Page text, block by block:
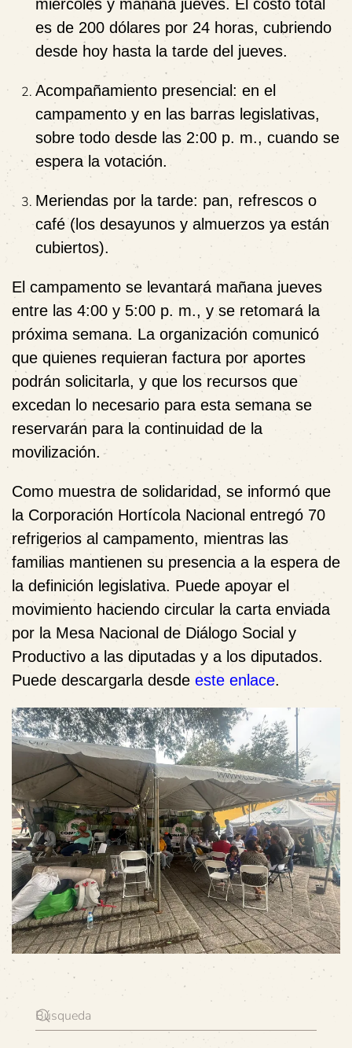
miércoles y mañana jueves. El costo total
es de 200 dólares por 24 horas, cubriendo
desde hoy hasta la tarde del jueves.
Acompañamiento presencial: en el
campamento y en las barras legislativas,
sobre todo desde las 2:00 p. m., cuando se
espera la votación.
Meriendas por la tarde: pan, refrescos o
café (los desayunos y almuerzos ya están
cubiertos).
El campamento se levantará mañana jueves
entre las 4:00 y 5:00 p. m., y se retomará la
próxima semana. La organización comunicó
que quienes requieran factura por aportes
podrán solicitarla, y que los recursos que
excedan lo necesario para esta semana se
reservarán para la continuidad de la
movilización.
Como muestra de solidaridad, se informó que
la Corporación Hortícola Nacional entregó 70
refrigerios al campamento, mientras las
familias mantienen su presencia a la espera de
la definición legislativa. Puede apoyar el
movimiento haciendo circular la carta enviada
por la Mesa Nacional de Diálogo Social y
Productivo a las diputadas y a los diputados.
Puede descargarla desde este enlace.